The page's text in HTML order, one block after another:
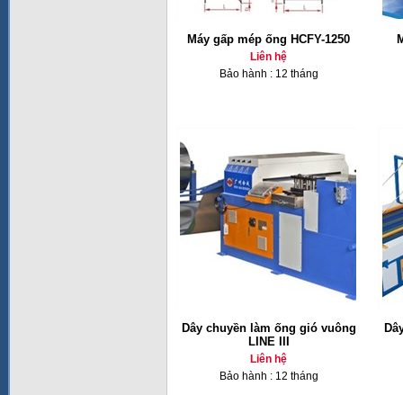
Máy gấp mép ống HCFY-1250
Liên hệ
Bảo hành : 12 tháng
Dây chuyền làm ống gió vuông
LINE III
Liên hệ
Bảo hành : 12 tháng